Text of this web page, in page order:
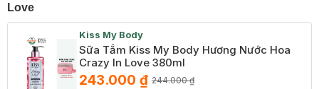
Love
Kiss My Body
Sữa Tắm Kiss My Body Hương Nước Hoa
Crazy In Love 380ml
243.000 ₫ 244.000 ₫